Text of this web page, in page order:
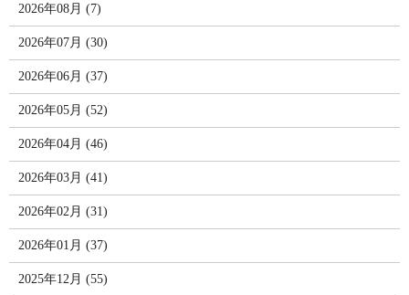
2026年08月 (7)
2026年07月 (30)
2026年06月 (37)
2026年05月 (52)
2026年04月 (46)
2026年03月 (41)
2026年02月 (31)
2026年01月 (37)
2025年12月 (55)